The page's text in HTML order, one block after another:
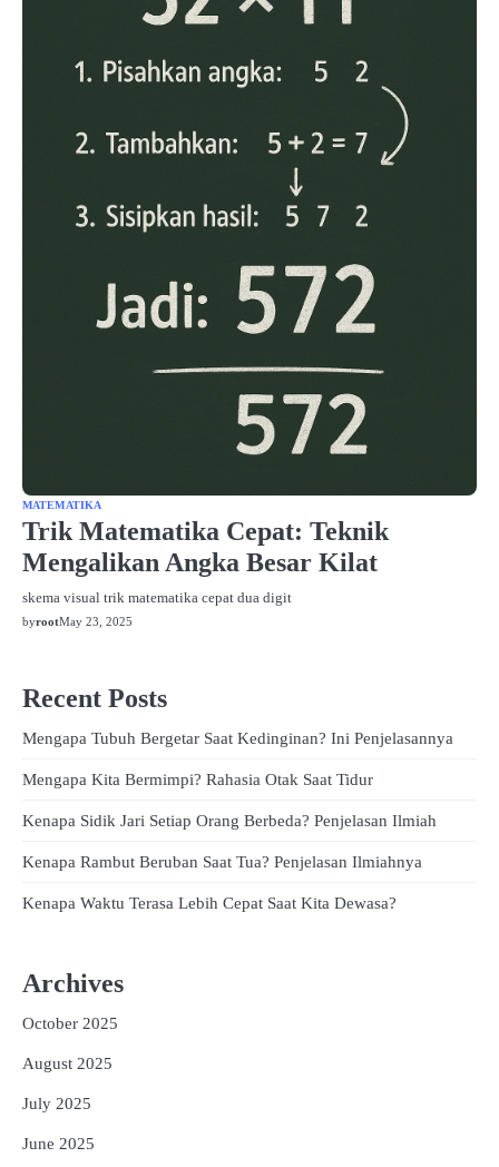
MATEMATIKA
Trik Matematika Cepat: Teknik
Mengalikan Angka Besar Kilat
skema visual trik matematika cepat dua digit
byrootMay 23, 2025
Recent Posts
Mengapa Tubuh Bergetar Saat Kedinginan? Ini Penjelasannya
Mengapa Kita Bermimpi? Rahasia Otak Saat Tidur
Kenapa Sidik Jari Setiap Orang Berbeda? Penjelasan Ilmiah
Kenapa Rambut Beruban Saat Tua? Penjelasan Ilmiahnya
Kenapa Waktu Terasa Lebih Cepat Saat Kita Dewasa?
Archives
October 2025
August 2025
July 2025
June 2025